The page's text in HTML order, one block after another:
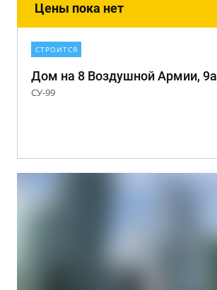
Цены пока нет
СТРОИТСЯ
Дом на 8 Воздушной Армии, 9а
СУ-99